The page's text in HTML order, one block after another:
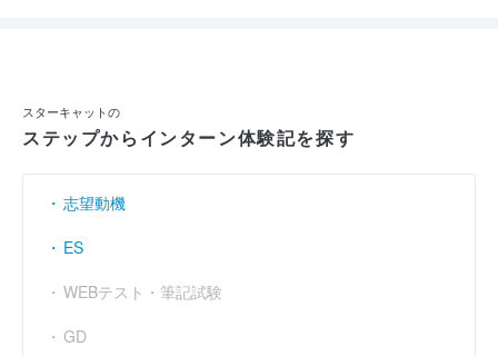
スターキャットの
ステップからインターン体験記を探す
志望動機
ES
WEBテスト・筆記試験
GD